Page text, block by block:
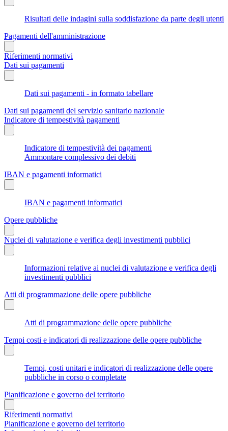
Risultati delle indagini sulla soddisfazione da parte degli utenti
Pagamenti dell'amministrazione
Riferimenti normativi
Dati sui pagamenti
Dati sui pagamenti - in formato tabellare
Dati sui pagamenti del servizio sanitario nazionale
Indicatore di tempestività pagamenti
Indicatore di tempestività dei pagamenti
Ammontare complessivo dei debiti
IBAN e pagamenti informatici
IBAN e pagamenti informatici
Opere pubbliche
Nuclei di valutazione e verifica degli investimenti pubblici
Informazioni relative ai nuclei di valutazione e verifica degli
investimenti pubblici
Atti di programmazione delle opere pubbliche
Atti di programmazione delle opere pubbliche
Tempi costi e indicatori di realizzazione delle opere pubbliche
Tempi, costi unitari e indicatori di realizzazione delle opere
pubbliche in corso o completate
Pianificazione e governo del territorio
Riferimenti normativi
Pianificazione e governo del territorio